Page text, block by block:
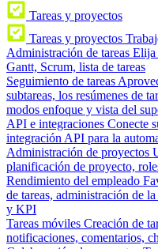
Tareas y proyectos
Tareas y proyectos
Administración de tareas Elija
Gantt, Scrum, lista de tareas
Seguimiento de tareas
subtareas, los resúmenes de
modos enfoque y vista del
API e integraciones Conecte
integración API para la
Administración de proyectos
planificación de proyecto,
Rendimiento del empleado
de tareas, administración de
y KPI
Tareas móviles Creación de
notificaciones, comentarios,